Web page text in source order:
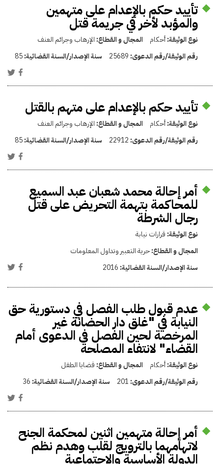
تأييد حكم بالإعدام على متهمين
والمؤبد لأخر في جريمة قتل
نوع الوثيقة:أحكام المجال و القطاع: الإرهاب وجرائم العنف
رقم الوثيقة/رقم الدعوى: 25689 سنة الإصدار/السنة القضائية:85
تأييد حكم بالإعدام على متهم بالقتل
نوع الوثيقة:أحكام المجال و القطاع: الإرهاب وجرائم العنف
رقم الوثيقة/رقم الدعوى: 22912 سنة الإصدار/السنة القضائية:85
أمر إحالة محمد شعبان عبد السميع
للمحاكمة بتهمة التحريض على قتل
رجال الشرطة
نوع الوثيقة: قرارات نيابة
المجال و القطاع:حرية التعبير وتداول المعلومات
سنة الإصدار/السنة القضائية: 2016
عدم قبول طلب الفصل في دستورية حق
النيابة في "غلق دار الحضانة غير
المرخصة لحين الفصل فى الدعوى أمام
القضاء" لانتفاء المصلحة
نوع الوثيقة:أحكام المجال و القطاع: قضايا الطفل
رقم الوثيقة/رقم الدعوى: 201 سنة الإصدار/السنة القضائية: 36
أمر إحالة متهمين اثنين لمحكمة الجنح
لاتهامهما بالترويج لقلب وهدم نظم
الدولة الأساسية والاجتماعية